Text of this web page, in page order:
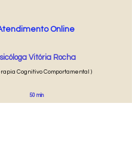
Online
Vitória Rocha
Cognitivo Comportamental )
50 min